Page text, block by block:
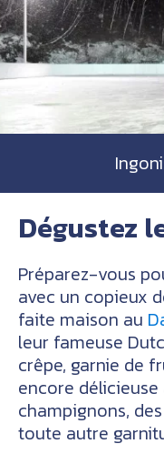
Dégustez
Préparez-vous
avec un copieux
faite maison au
leur fameuse
crêpe, garnie de
encore
champignons,
toute autre